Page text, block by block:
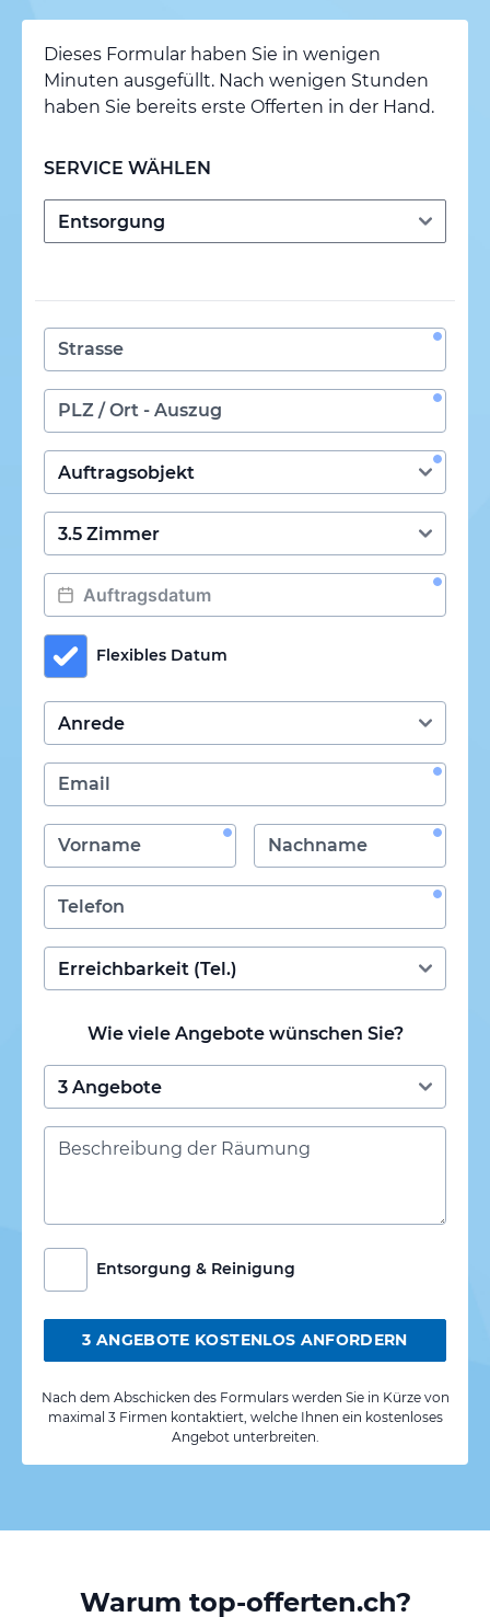
Dieses Formular haben Sie in wenigen
Minuten ausgefüllt. Nach wenigen Stunden
haben Sie bereits erste Offerten in der Hand.
SERVICE WÄHLEN
Flexibles Datum
Wie viele Angebote wünschen Sie?
Entsorgung & Reinigung
3 ANGEBOTE KOSTENLOS ANFORDERN
Nach dem Abschicken des Formulars werden Sie in Kürze von
maximal 3 Firmen kontaktiert, welche Ihnen ein kostenloses
Angebot unterbreiten.
Warum top-offerten.ch?